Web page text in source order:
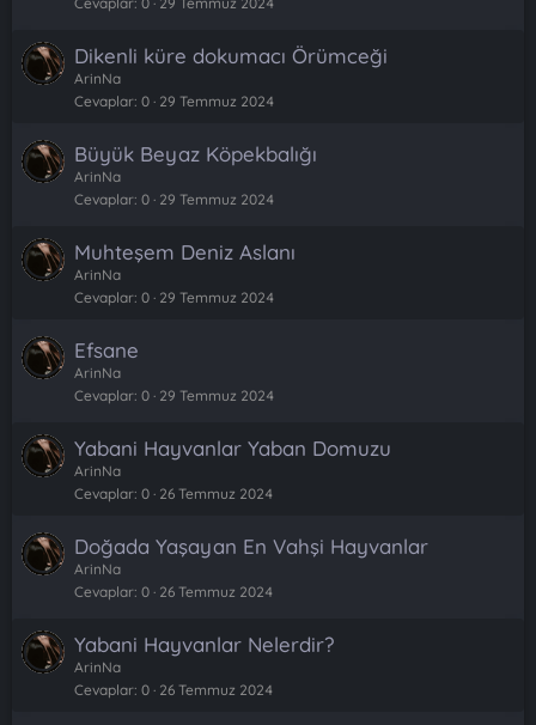
Dikenli küre dokumacı Örümceği
ArinNa
Cevaplar 0 29 Temmuz 2024
Büyük Beyaz Köpekbalığı
ArinNa
Cevaplar 0 29 Temmuz 2024
Muhteşem Deniz Aslanı
ArinNa
Cevaplar 0 29 Temmuz 2024
Efsane
ArinNa
Cevaplar 0 29 Temmuz 2024
Yabani Hayvanlar Yaban Domuzu
ArinNa
Cevaplar 0 26 Temmuz 2024
Doğada Yaşayan En Vahşi Hayvanlar
ArinNa
Cevaplar 0 26 Temmuz 2024
Yabani Hayvanlar Nelerdir?
ArinNa
Cevaplar 0 26 Temmuz 2024